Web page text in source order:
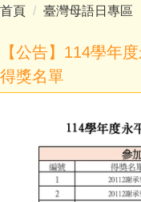
首頁 臺灣母語日專區
【公告】114學年
得獎名單